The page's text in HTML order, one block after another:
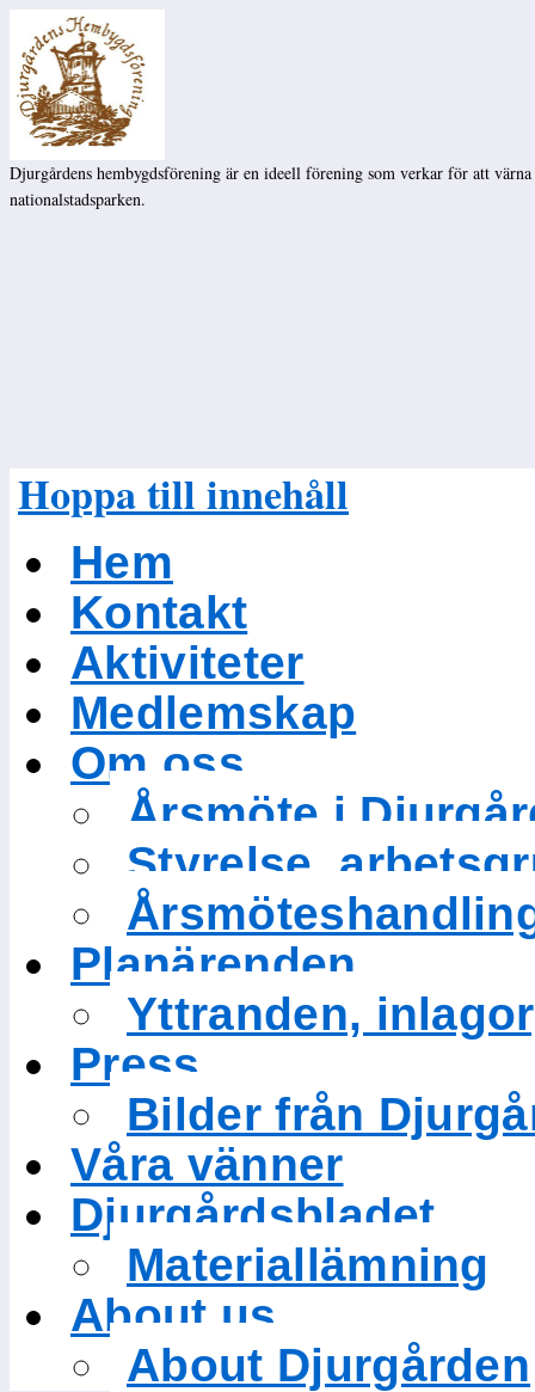
Djurgårdens hembygdsförening är en ideell förening som verkar för att
nationalstadsparken.
Hoppa till innehåll
Hem
Kontakt
Aktiviteter
Medlemskap
Om oss
Årsmöte i
Styrelse,
Planärenden
Yttranden,
Press
Bilder från
Våra vänner
Djurgårdsbladet
Materiallämning
About us
About Djurgården